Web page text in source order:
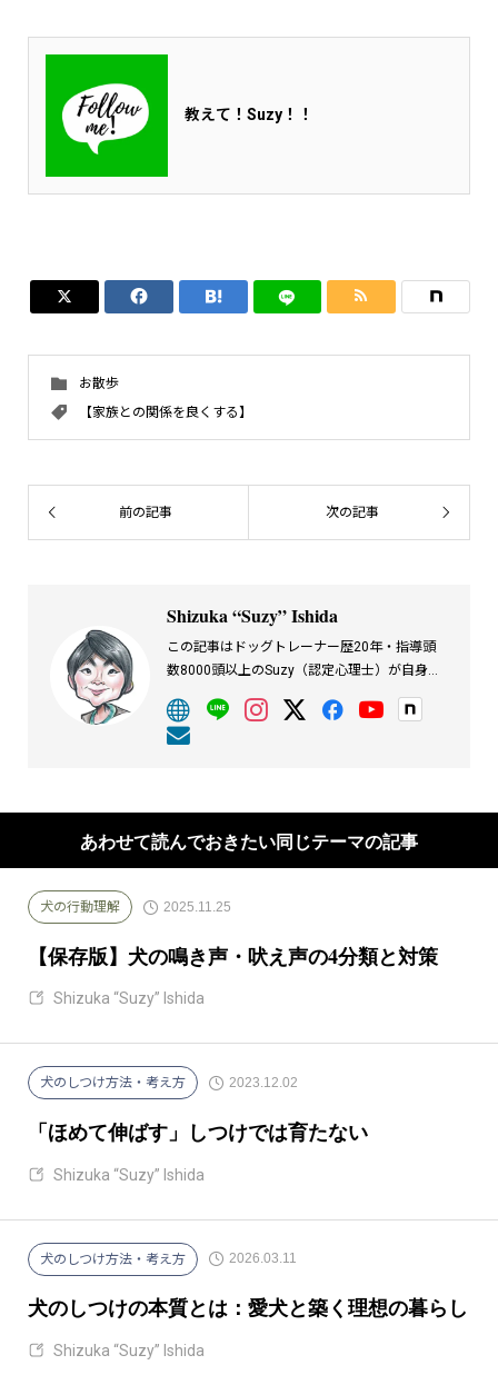
教えて！Suzy！！
   
お散歩
【家族との関係を良くする】
前の記事 次の記事
Shizuka “Suzy” Ishida
この記事はドッグトレーナー歴20年・指導頭
数8000頭以上のSuzy（認定心理士）が自身の
あわせて読んでおきたい同じテーマの記事
犬の行動理解 2025.11.25
【保存版】犬の鳴き声・吠え声の4分類と対策
Shizuka “Suzy” Ishida
犬のしつけ方法・考え方 2023.12.02
「ほめて伸ばす」しつけでは育たない
Shizuka “Suzy” Ishida
犬のしつけ方法・考え方 2026.03.11
犬のしつけの本質とは：愛犬と築く理想の暮らし
Shizuka “Suzy” Ishida